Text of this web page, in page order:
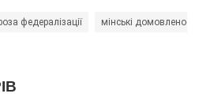
федералізації мінські домовленості